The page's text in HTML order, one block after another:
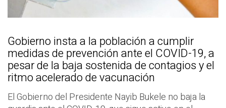
Gobierno insta a la población a cumplir
medidas de prevención ante el COVID-19, a
pesar de la baja sostenida de contagios y el
ritmo acelerado de vacunación
El Gobierno del Presidente Nayib Bukele no baja la